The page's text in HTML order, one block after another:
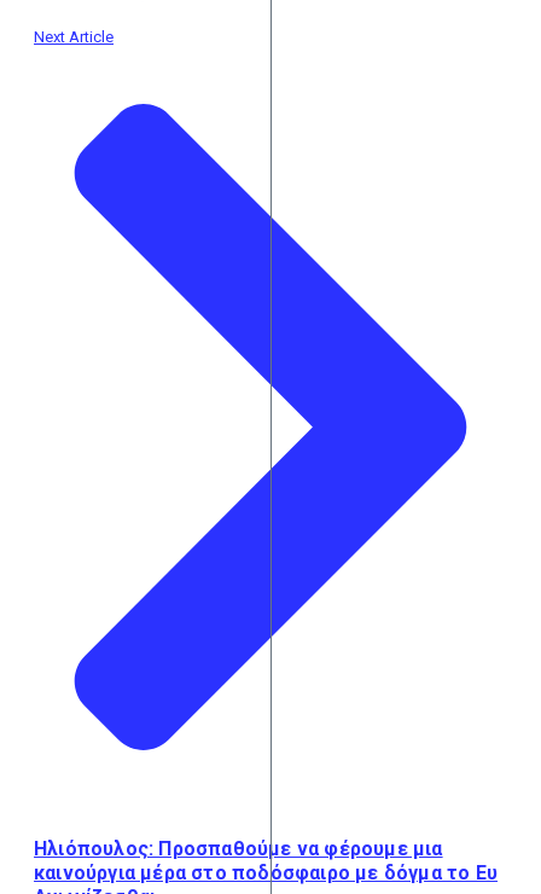
Next Article
Ηλιόπουλος: Προσπαθούμε να φέρουμε μια
καινούργια μέρα στο ποδόσφαιρο με δόγμα το Ευ